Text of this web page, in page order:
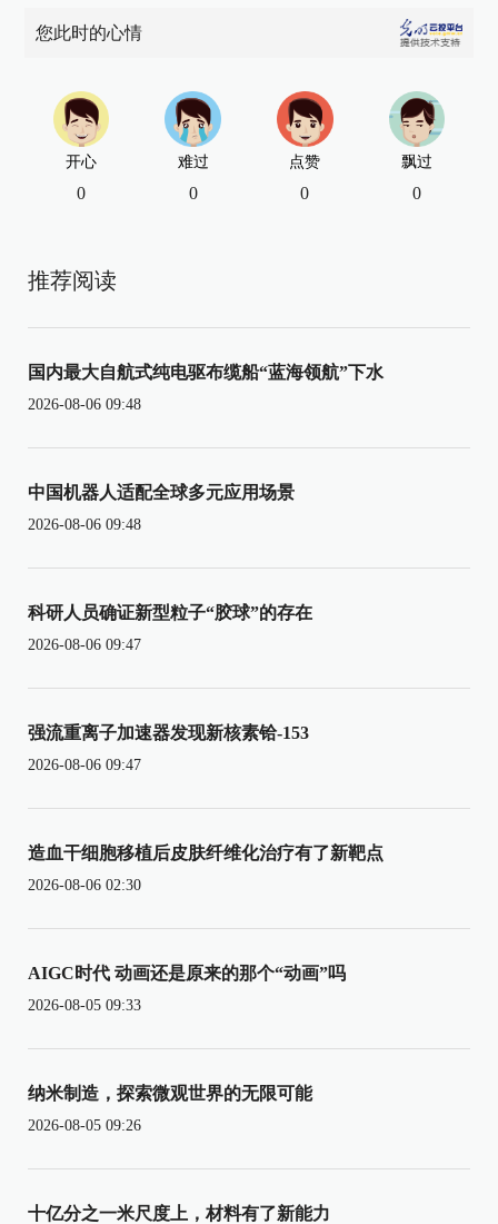
您此时的心情
开心
0
难过
0
点赞
0
飘过
0
推荐阅读
国内最大自航式纯电驱布缆船“蓝海领航”下水
2026-08-06 09:48
中国机器人适配全球多元应用场景
2026-08-06 09:48
科研人员确证新型粒子“胶球”的存在
2026-08-06 09:47
强流重离子加速器发现新核素铪-153
2026-08-06 09:47
造血干细胞移植后皮肤纤维化治疗有了新靶点
2026-08-06 02:30
AIGC时代 动画还是原来的那个“动画”吗
2026-08-05 09:33
纳米制造，探索微观世界的无限可能
2026-08-05 09:26
十亿分之一米尺度上，材料有了新能力